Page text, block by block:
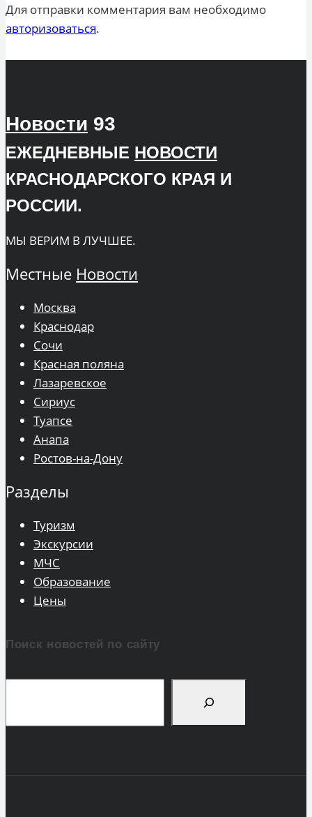
Для отправки комментария вам необходимо
авторизоваться.
Новости 93
ЕЖЕДНЕВНЫЕ НОВОСТИ
КРАСНОДАРСКОГО КРАЯ И
РОССИИ.
МЫ ВЕРИМ В ЛУЧШЕЕ.
Местные Новости
Москва
Краснодар
Сочи
Красная поляна
Лазаревское
Сириус
Туапсе
Анапа
Ростов-на-Дону
Разделы
Туризм
Экскурсии
МЧС
Образование
Цены
Поиск новостей по сайту